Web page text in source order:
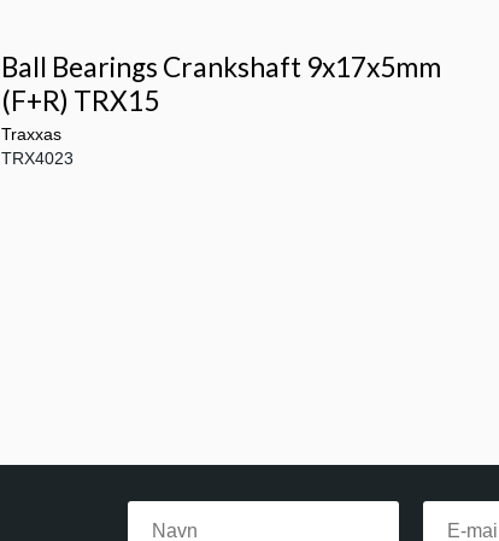
Ball Bearings Crankshaft 9x17x5mm
(F+R) TRX15
Traxxas
TRX4023